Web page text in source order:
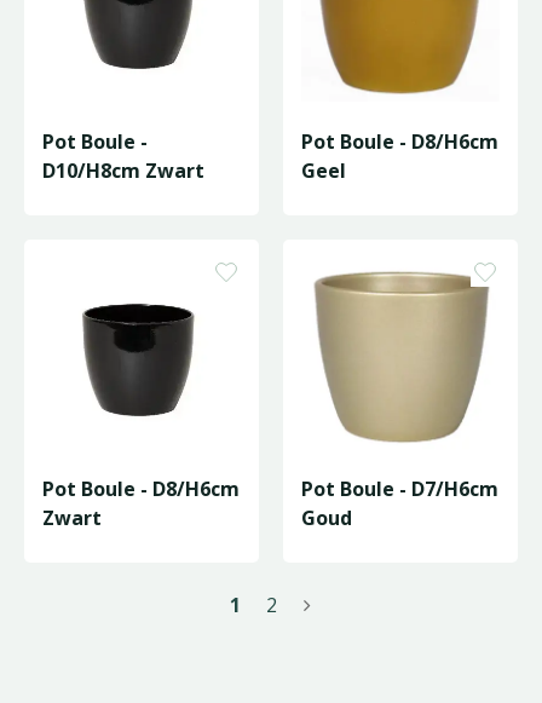
Pot Boule -
D10/H8cm Zwart
Pot Boule - D8/H6cm
Geel
Pot Boule - D8/H6cm
Zwart
Pot Boule - D7/H6cm
Goud
1 2